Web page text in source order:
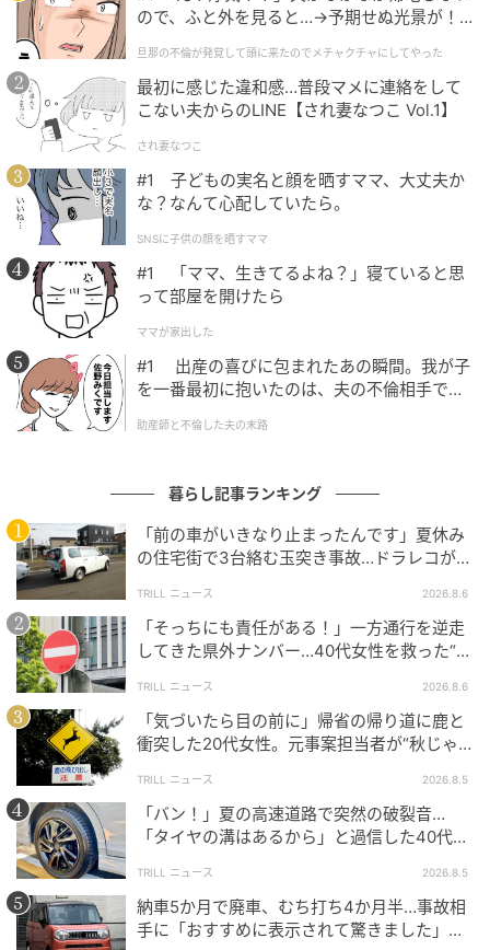
している本人は、意外と自分の車の位置変化に気づき
にくいですが、渋滞中は、車間距離が狭くなりやす
く、少し右へ寄ったつもりでも、周囲の車からすると
圧迫感を覚えるケースもあります。また、中央線寄り
を長く走行すると、対向車や前方車の動きを予測しづ
らくなり、接触リスクも高まるのです。
道路交通法上でも、急な進路変更や安全確認不足は問
題視されやすく、「右折したかっただけ」という理由
だけでは認められないケースも少なくありません。
Nさんは、過失割合について納得できていませんでした
が、自分の運転をドライブレコーダーで確認したこと
で自分の過失が大きいことを理解してくれました。
右折レーン手前で事故を防ぐためにできるこ
それでは、こうした事故を防ぐには、どんな点を意識
すればよいのでしょうか。
まず大切なのは、「少しでも早く入りたい」という焦
りを持ちすぎないことです。右折レーンが混雑してい
ると焦ってしまいますが、無理に早い段階で右へ寄る
と、かえって周囲との接触リスクを高めてしまいま
す。
特に次のポイントは意識したいところです。
・右折レーンへ無理に早く入ろうとしない
・進路変更時は前方車の動きもしっかり確認する
・中央線寄りを長く走行しない
ので、ふと外を見ると…→予期せぬ光景が！
クチャにしてやった
旦那の不倫が発覚して頭に来たのでメチャクチャにしてやった
最初に感じた違和感…普段マメに連絡をして
こない夫からのLINE【され妻なつこ Vol.1】
され妻なつこ
#1 子どもの実名と顔を晒すママ、大丈夫か
な？なんて心配していたら。
SNSに子供の顔を晒すママ
#1 「ママ、生きてるよね？」寝ていると思
って部屋を開けたら
ママが家出した
#1 出産の喜びに包まれたあの瞬間。我が子
を一番最初に抱いたのは、夫の不倫相手でし
助産師と不倫した夫の末路
暮らし記事ランキング
「前の車がいきなり止まったんです」夏休み
の住宅街で3台絡む玉突き事故…ドラレコが捉
TRILL ニュース 2026.8.6
「そっちにも責任がある！」一方通行を逆走
してきた県外ナンバー…40代女性を救った“車
TRILL ニュース 2026.8.6
「気づいたら目の前に」帰省の帰り道に鹿と
衝突した20代女性。元事案担当者が“秋じゃ
TRILL ニュース 2026.8.5
「バン！」夏の高速道路で突然の破裂音…
「タイヤの溝はあるから」と過信した40代男
TRILL ニュース 2026.8.5
納車5か月で廃車、むち打ち4か月半…事故相
手に「おすすめに表示されて驚きました」と